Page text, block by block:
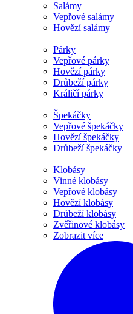
Salámy
Vepřové salámy
Hovězí salámy
Párky
Vepřové párky
Hovězí párky
Drůbeží párky
Králičí párky
Špekáčky
Vepřové špekáčky
Hovězí špekáčky
Drůbeží špekáčky
Klobásy
Vinné klobásy
Vepřové klobásy
Hovězí klobásy
Drůbeží klobásy
Zvěřinové klobásy
Zobrazit více